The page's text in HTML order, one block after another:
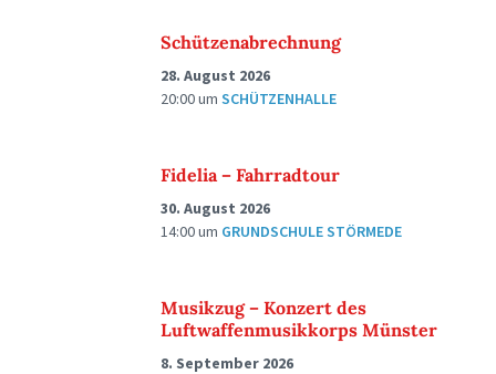
Schützenabrechnung
28. August 2026
20:00um SCHÜTZENHALLE
Fidelia – Fahrradtour
30. August 2026
14:00um GRUNDSCHULE STÖRMEDE
Musikzug – Konzert des
Luftwaffenmusikkorps Münster
8. September 2026